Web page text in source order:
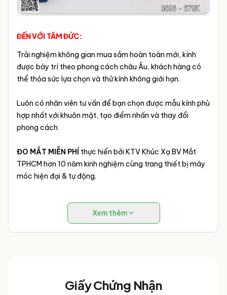
ĐẾN VỚI TÂM ĐỨC:
Trải nghiệm không gian mua sắm hoàn toàn mới, kính
được bày trí theo phong cách châu Âu, khách hàng có
thể thỏa sức lựa chọn và thử kính không giới hạn.
Luôn có nhân viên tư vấn để bạn chọn được mẫu kính phù
hợp nhất với khuôn mặt, tạo điểm nhấn và thay đổi
phong cách
ĐO MẮT MIỄN PHÍ thực hiển bởi KTV Khúc Xạ BV Mắt
TPHCM hơn 10 năm kinh nghiệm cùng trang thiết bị máy
móc hiện đại & tự động.
Xem thêm
Giấy Chứng Nhận